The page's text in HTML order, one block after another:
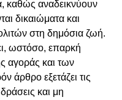
καθώς αναδεικνύουν
δικαιώματα και
στη δημόσια ζωή.
ωστόσο, επαρκή
αγοράς και των
άρθρο εξετάζει τις
και μη